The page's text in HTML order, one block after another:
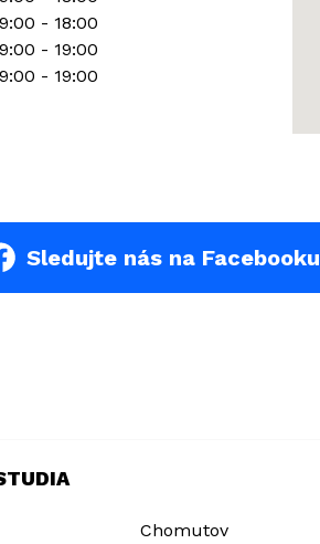
- 18:00
- 19:00
- 19:00
Sledujte nás na Facebooku
Chomutov